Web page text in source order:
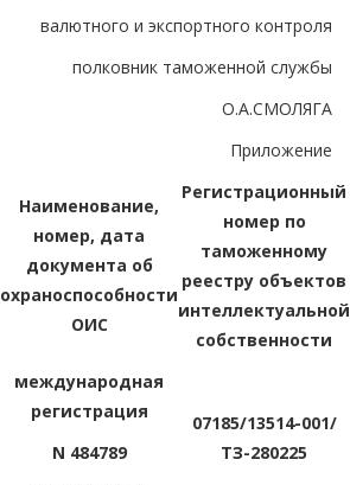
валютного и экспортного контроля
полковник таможенной службы
О.А.СМОЛЯГА
Приложение
Наименование,
номер, дата
документа об
охраноспособности
ОИС
Регистрационный
номер по
таможенному
реестру объектов
интеллектуальной
собственности
международная
регистрация
N 484789
07185/13514-001/
ТЗ-280225